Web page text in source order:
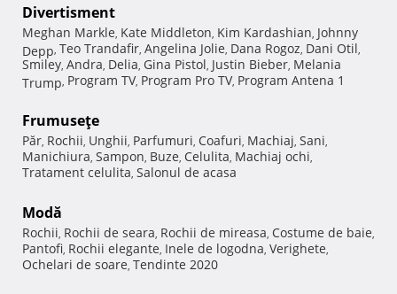
Divertisment
Meghan Markle, Kate Middleton, Kim Kardashian, Johnny
Depp, Teo Trandafir, Angelina Jolie, Dana Rogoz, Dani Otil,
Smiley, Andra, Delia, Gina Pistol, Justin Bieber, Melania
Trump, Program TV, Program Pro TV, Program Antena 1
Frumuseţe
Păr, Rochii, Unghii, Parfumuri, Coafuri, Machiaj, Sani,
Manichiura, Sampon, Buze, Celulita, Machiaj ochi,
Tratament celulita, Salonul de acasa
Modă
Rochii, Rochii de seara, Rochii de mireasa, Costume de baie,
Pantofi, Rochii elegante, Inele de logodna, Verighete,
Ochelari de soare, Tendinte 2020